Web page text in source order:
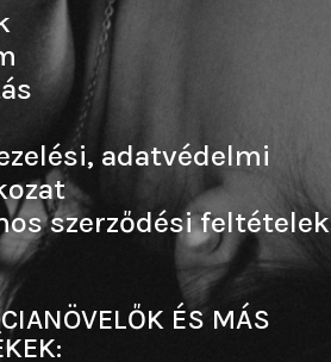
adatvédelmi
szerződési feltételek
ÉS MÁS